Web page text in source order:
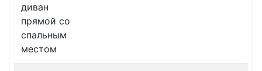
диван
прямой со
спальным
местом